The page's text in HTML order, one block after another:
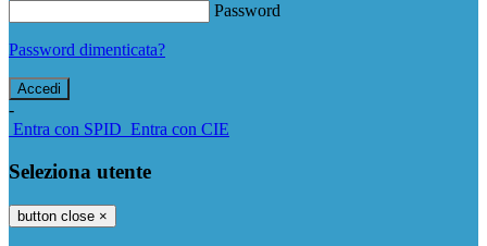
Password
Password dimenticata?
-
Entra con SPID Entra con CIE
Seleziona utente
button close ×